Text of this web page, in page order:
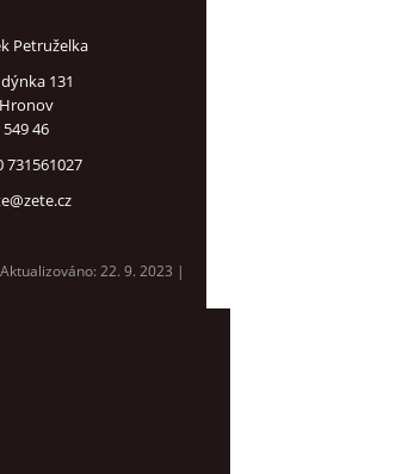
Petruželka
131
Hronov
549 46
731561027
Aktualizováno: 22. 9. 2023 |